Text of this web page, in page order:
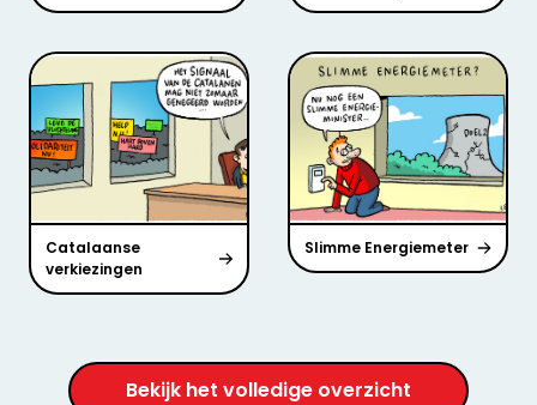
Catalaanse
verkiezingen
Slimme Energiemeter
Bekijk het volledige overzicht